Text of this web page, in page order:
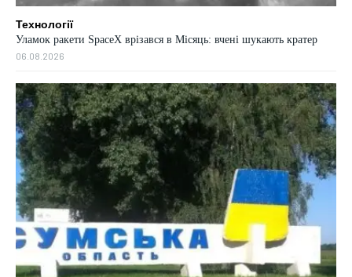
Технології
Уламок ракети SpaceX врізався в Місяць: вчені шукають кратер
06.08.2026